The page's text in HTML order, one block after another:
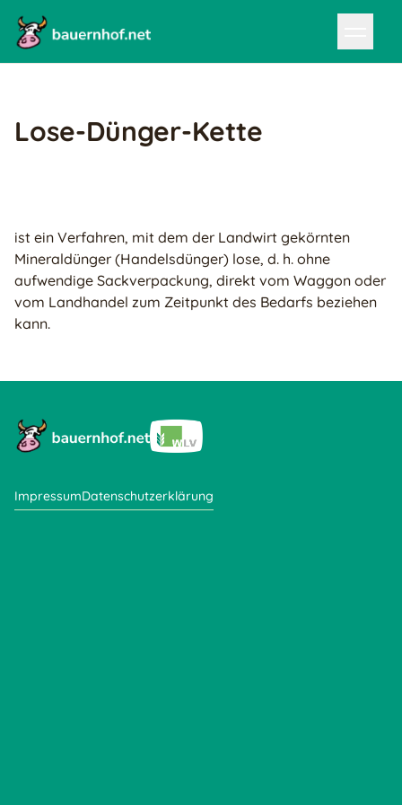
Lose-Dünger-Kette
ist ein Verfahren, mit dem der Landwirt gekörnten
Mineraldünger (Handelsdünger) lose, d. h. ohne
aufwendige Sackverpackung, direkt vom Waggon oder
vom Landhandel zum Zeitpunkt des Bedarfs beziehen
kann.
ImpressumDatenschutzerklärung